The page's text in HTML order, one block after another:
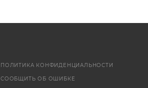
ПОЛИТИКА КОНФИДЕНЦИАЛЬНОСТИ
СООБЩИТЬ ОБ ОШИБКЕ